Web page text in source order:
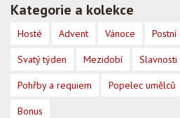
Kategorie a kolekce
Hosté Advent Vánoce Postní
Svatý týden Mezidobí Slavnosti
Pohřby a requiem Popelec umělců
Bonus